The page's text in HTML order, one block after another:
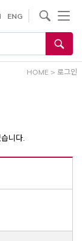
ENG
HOME > 로그인
니다.